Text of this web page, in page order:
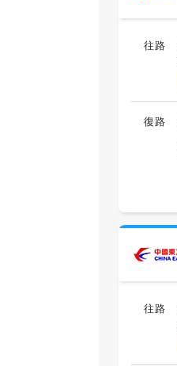
往路
復路
往路